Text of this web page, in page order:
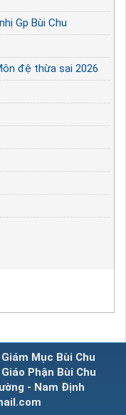
Gp Bùi Chu
đệ thừa sai 2026
Mục Bùi Chu
Phận Bùi Chu
- Nam Định